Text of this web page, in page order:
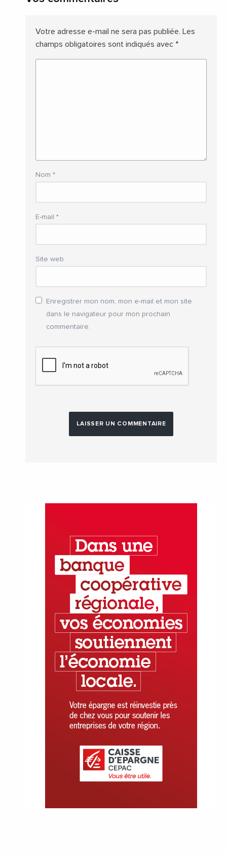
Votre adresse e-mail ne sera pas publiée. Les
champs obligatoires sont indiqués avec *
Nom *
E-mail *
Site web
Enregistrer mon nom, mon e-mail et mon site
dans le navigateur pour mon prochain
commentaire.